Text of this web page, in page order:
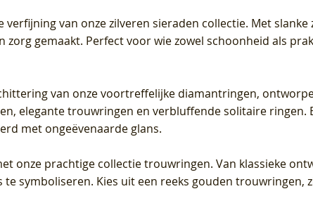
verfijning van onze zilveren sieraden collectie. Met
gemaakt. Perfect voor wie zowel schoonheid als
van onze voortreffelijke diamantringen,
elegante trouwringen en verbluffende solitaire
met ongeëvenaarde glans.
onze prachtige collectie trouwringen. Van klassieke
symboliseren. Kies uit een reeks gouden